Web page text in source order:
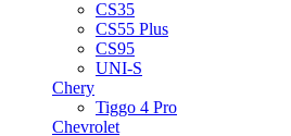
CS35
CS55 Plus
CS95
UNI-S
Chery
Tiggo 4 Pro
Chevrolet